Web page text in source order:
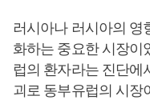
러시아나 러시아의 영
화하는 중요한 시장이
럽의 환자라는 진단에
괴로 동부유럽의 시장